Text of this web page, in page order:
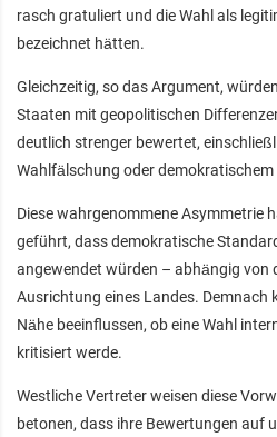
rasch gratuliert und die Wahl als
bezeichnet hätten.
Gleichzeitig, so das Argument,
Staaten mit geopolitischen
deutlich strenger bewertet,
Wahlfälschung oder
Diese wahrgenommene Asymmetrie
geführt, dass demokratische
angewendet würden – abhängig von
Ausrichtung eines Landes. Demnach
Nähe beeinflussen, ob eine Wahl
kritisiert werde.
Westliche Vertreter weisen diese
betonen, dass ihre Bewertungen auf